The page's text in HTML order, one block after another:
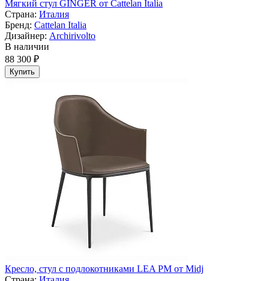
Мягкий стул GINGER от Cattelan Italia
Страна: Италия
Бренд: Cattelan Italia
Дизайнер: Archirivolto
В наличии
88 300 ₽
Купить
Кресло, стул с подлокотниками LEA PM от Midj